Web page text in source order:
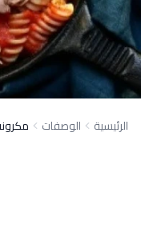
الرئيسية الوصفات